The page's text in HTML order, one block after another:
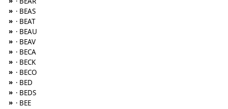
» · BEAS
» · BEAT
» · BEAU
» · BEAV
» · BECA
» · BECK
» · BECO
» · BED
» · BEDS
» · BEE